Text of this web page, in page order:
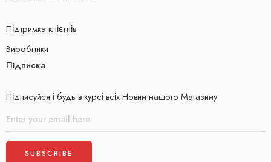
Підтримка клієнтів
Виробники
Підписка
Підписуйся і будь в курсі всіх Новин нашого Магазину